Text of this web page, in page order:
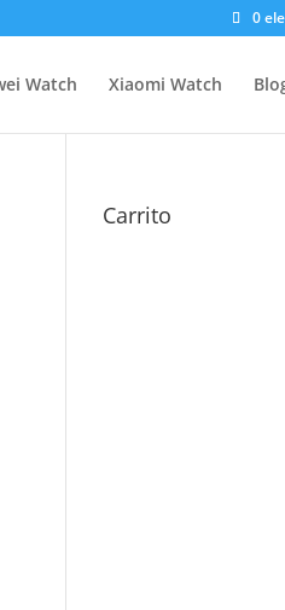
0
Watch Xiaomi Watch
Carrito